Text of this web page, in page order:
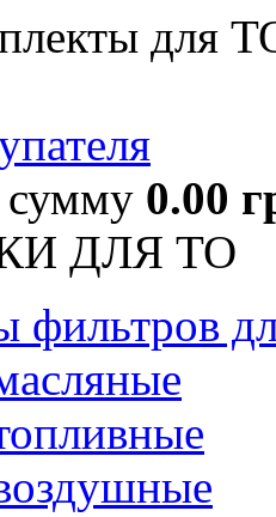
для
сумму 0.00
ДЛЯ ТО
фильтров